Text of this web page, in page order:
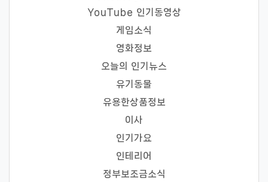
YouTube 인기동영상
게임소식
영화정보
오늘의 인기뉴스
유기동물
유용한상품정보
이사
인기가요
인테리어
정부보조금소식